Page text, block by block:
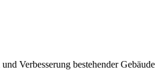
Verbesserung bestehender Gebäude